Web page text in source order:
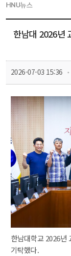
HNU뉴스
한남대 2026년
2026-07-03 15:36
한남대학교 2026년
기탁했다.